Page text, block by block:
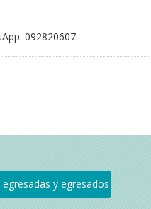
092820607.